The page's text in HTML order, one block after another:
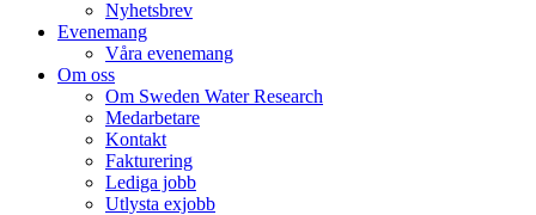
Nyhetsbrev
Evenemang
Våra evenemang
Om oss
Om Sweden Water Research
Medarbetare
Kontakt
Fakturering
Lediga jobb
Utlysta exjobb